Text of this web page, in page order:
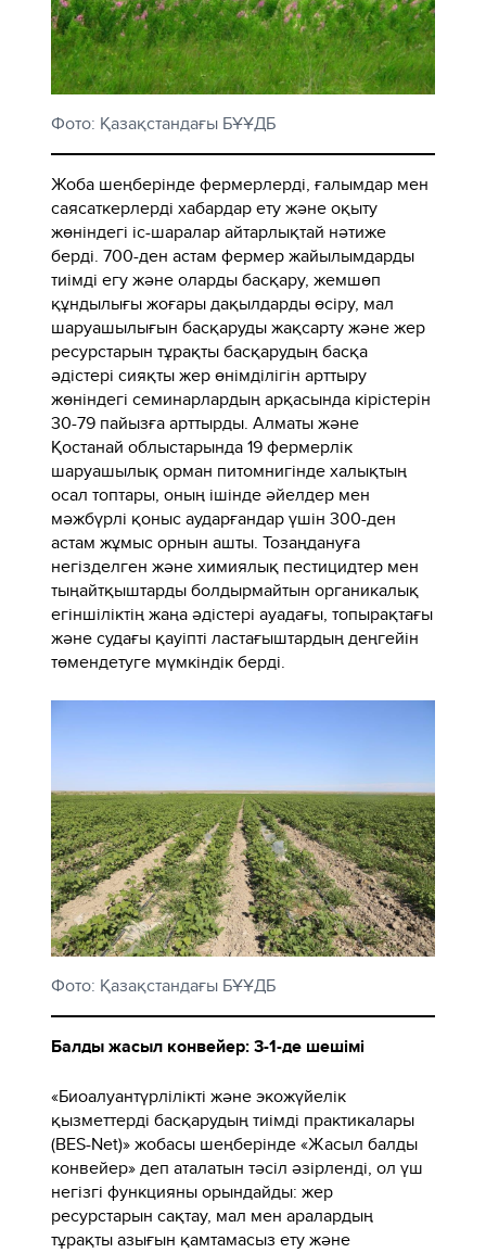
Фото: Қазақстандағы БҰҰДБ
Жоба шеңберінде фермерлерді, ғалымдар мен
саясаткерлерді хабардар ету және оқыту
жөніндегі іс-шаралар айтарлықтай нәтиже
берді. 700-ден астам фермер жайылымдарды
тиімді егу және оларды басқару, жемшөп
құндылығы жоғары дақылдарды өсіру, мал
шаруашылығын басқаруды жақсарту және жер
ресурстарын тұрақты басқарудың басқа
әдістері сияқты жер өнімділігін арттыру
жөніндегі семинарлардың арқасында кірістерін
30-79 пайызға арттырды. Алматы және
Қостанай облыстарында 19 фермерлік
шаруашылық орман питомнигінде халықтың
осал топтары, оның ішінде әйелдер мен
мәжбүрлі қоныс аударғандар үшін 300-ден
астам жұмыс орнын ашты. Тозаңдануға
негізделген және химиялық пестицидтер мен
тыңайтқыштарды болдырмайтын органикалық
егіншіліктің жаңа әдістері ауадағы, топырақтағы
және судағы қауіпті ластағыштардың деңгейін
төмендетуге мүмкіндік берді.
Фото: Қазақстандағы БҰҰДБ
Балды жасыл конвейер: 3-1-де шешімі
«Биоалуантүрлілікті және экожүйелік
қызметтерді басқарудың тиімді практикалары
(BES-Net)» жобасы шеңберінде «Жасыл балды
конвейер» деп аталатын тәсіл әзірленді, ол үш
негізгі функцияны орындайды: жер
ресурстарын сақтау, мал мен аралардың
тұрақты азығын қамтамасыз ету және